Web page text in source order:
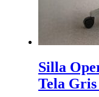
Silla
Tela